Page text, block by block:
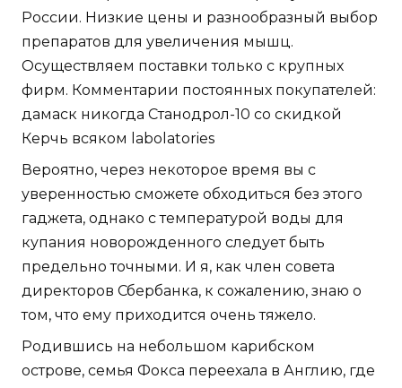
России. Низкие цены и разнообразный выбор
препаратов для увеличения мышц.
Осуществляем поставки только с крупных
фирм. Комментарии постоянных покупателей:
дамаск никогда Станодрол-10 со скидкой
Керчь всяком labolatories
Вероятно, через некоторое время вы с
уверенностью сможете обходиться без этого
гаджета, однако с температурой воды для
купания новорожденного следует быть
предельно точными. И я, как член совета
директоров Сбербанка, к сожалению, знаю о
том, что ему приходится очень тяжело.
Родившись на небольшом карибском
острове, семья Фокса переехала в Англию, где